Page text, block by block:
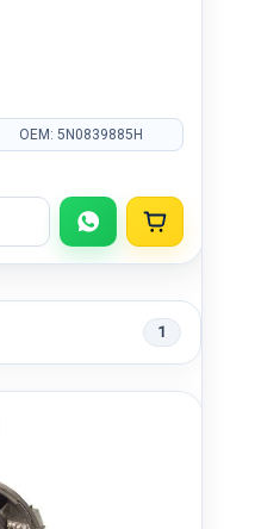
OEM: 5N0839885H
1